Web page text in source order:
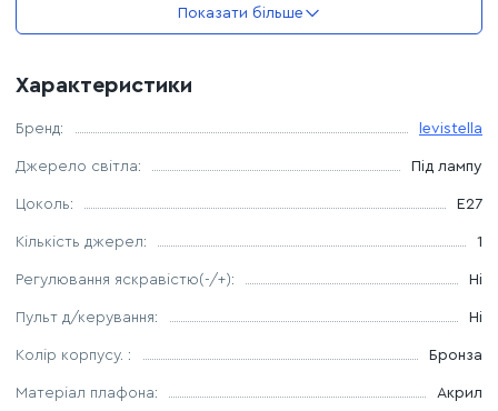
Джерело світла - 1 лампа Е27
Максимальна потужність лампочки - 60 W
енергозберігаюча.
Показати більше
Характеристики
Бренд: levistella
Джерело світла: Під лампу
Цоколь: E27
Кількість джерел: 1
Регулювання яскравістю(-/+): Ні
Пульт д/керування: Ні
Колір корпусу. : Бронза
Матеріал плафона: Акрил